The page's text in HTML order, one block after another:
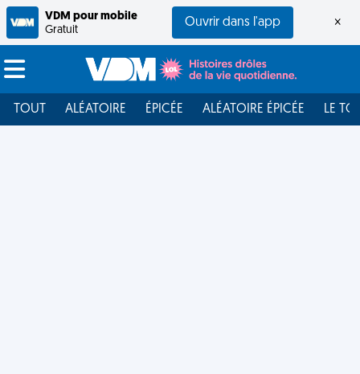
VDM pour mobile
Gratuit
Ouvrir dans l'app ×
TOUT ALÉATOIRE ÉPICÉE ALÉATOIRE ÉPICÉE LE